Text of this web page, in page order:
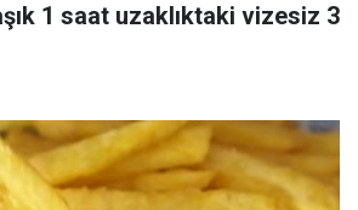
1 saat uzaklıktaki vizesiz 3